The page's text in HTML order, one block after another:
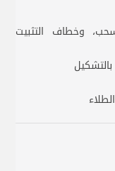
وخطاف التثبيت